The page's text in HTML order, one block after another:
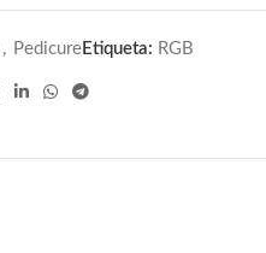
, PedicureEtiqueta: RGB